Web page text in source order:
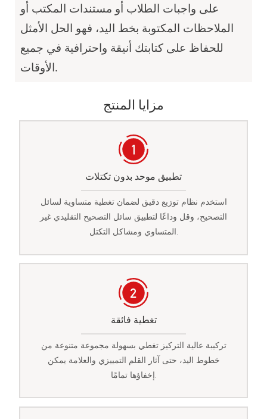
على واجبات الطلاب أو مستندات المكتب أو
الملاحظات المكتوبة بخط اليد، فهو الحل الأمثل
للحفاظ على كتابتك أنيقة واحترافية في جميع
الأوقات.
مزايا المنتج
تطبيق موحد بدون تكتلات
استخدم نظام توزيع دقيق لضمان تغطية متساوية لسائل
التصحيح، وقل وداعًا لتطبيق سائل التصحيح التقليدي غير
المتساوي ومشاكل التكتل.
تغطية فائقة
تركيبة عالية التركيز تغطي بسهولة مجموعة متنوعة من
خطوط اليد، حتى آثار القلم التمييزي والعلامة يمكن
إخفاؤها تمامًا.